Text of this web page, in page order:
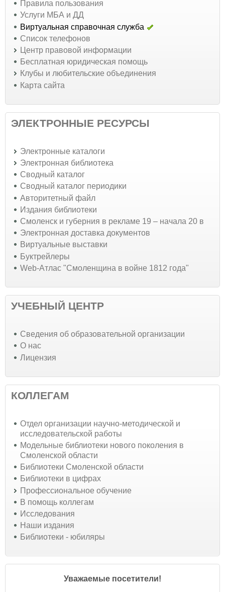
Правила пользования
Услуги МБА и ДД
Виртуальная справочная служба
Список телефонов
Центр правовой информации
Бесплатная юридическая помощь
Клубы и любительские объединения
Карта сайта
ЭЛЕКТРОННЫЕ РЕСУРСЫ
Электронные каталоги
Электронная библиотека
Сводный каталог
Сводный каталог периодики
Авторитетный файл
Издания библиотеки
Смоленск и губерния в рекламе 19 – начала 20 в
Электронная доставка документов
Виртуальные выставки
Буктрейлеры
Web-Атлас "Смоленщина в войне 1812 года"
УЧЕБНЫЙ ЦЕНТР
Cведения об образовательной организации
О нас
Лицензия
КОЛЛЕГАМ
Отдел организации научно-методической и
исследовательской работы
Модельные библиотеки нового поколения в
Смоленской области
Библиотеки Смоленской области
Библиотеки в цифрах
Профессиональное обучение
В помощь коллегам
Исследования
Наши издания
Библиотеки - юбиляры
Уважаемые посетители!